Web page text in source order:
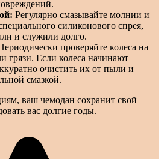
Регулярно смазывайте молнии и
силиконового спрея,
и служили долго.
проверяйте колеса на
грязи. Если колеса начинают
очистить их от пыли и
смазкой.
ваш чемодан сохранит свой
вас долгие годы.